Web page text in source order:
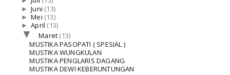
►Juni (13)
►Mei (13)
►April (13)
▼Maret (13)
MUSTIKA PASOPATI ( SPESIAL )
MUSTIKA WUNGKULAN
MUSTIKA PENGLARIS DAGANG
MUSTIKA DEWI KEBERUNTUNGAN